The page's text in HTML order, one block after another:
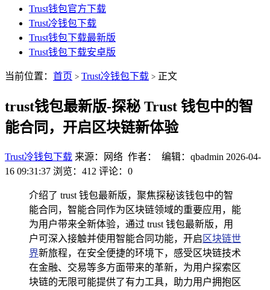
Trust钱包官方下载
Trust冷钱包下载
Trust钱包下载最新版
Trust钱包下载安卓版
当前位置： 首页 > Trust冷钱包下载 > 正文
trust钱包最新版-探秘 Trust 钱包中的智
能合同，开启区块链新体验
Trust冷钱包下载 来源：网络 作者： 编辑：qbadmin 2026-04-
16 09:31:37 浏览：412 评论：0
介绍了 trust 钱包最新版，聚焦探秘该钱包中的智
能合同，智能合同作为区块链领域的重要应用，能
为用户带来全新体验，通过 trust 钱包最新版，用
户可深入接触并使用智能合同功能，开启 区块链世
界新旅程，在安全便捷的环境下，感受区块链技术
在金融、交易等多方面带来的革新，为用户探索区
块链的无限可能提供了有力工具，助力用户拥抱区